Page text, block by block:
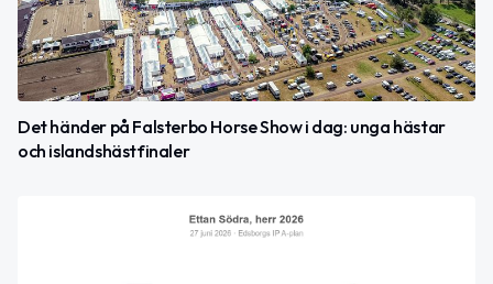
Det händer på Falsterbo Horse Show i dag: unga hästar
och islandshästfinaler